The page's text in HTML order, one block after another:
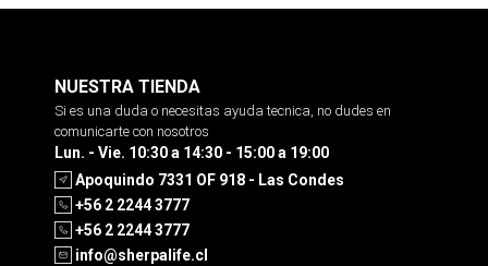
NUESTRA TIENDA
Si es una duda o necesitas ayuda tecnica, no dudes en
comunicarte con nosotros
Lun. - Vie. 10:30 a 14:30 - 15:00 a 19:00
Apoquindo 7331 OF 918 - Las Condes
+56 2 2244 3777
+56 2 2244 3777
info@sherpalife.cl